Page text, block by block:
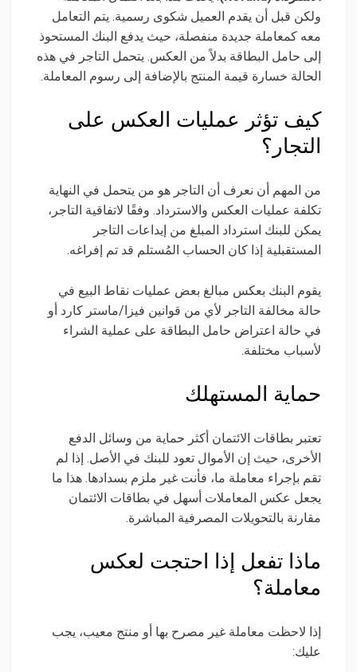
ولكن قبل أن يقدم العميل شكوى رسمية. يتم التعامل
معه كمعاملة جديدة منفصلة، حيث يدفع البنك المستحوذ
إلى حامل البطاقة بدلاً من العكس. يتحمل التاجر في هذه
الحالة خسارة قيمة المنتج بالإضافة إلى رسوم المعاملة.
كيف تؤثر عمليات العكس على
التجار؟
من المهم أن نعرف أن التاجر هو من يتحمل في النهاية
تكلفة عمليات العكس والاسترداد. وفقًا لاتفاقية التاجر،
يمكن للبنك استرداد المبلغ من إيداعات التاجر
المستقبلية إذا كان الحساب المُستلم قد تم إفراغه.
يقوم البنك بعكس مبالغ بعض عمليات نقاط البيع في
حالة مخالفة التاجر لأي من قوانين فيزا/ماستر كارد أو
في حالة اعتراض حامل البطاقة على عملية الشراء
لأسباب مختلفة.
حماية المستهلك
تعتبر بطاقات الائتمان أكثر حماية من وسائل الدفع
الأخرى، حيث إن الأموال تعود للبنك في الأصل. إذا لم
تقم بإجراء معاملة ما، فأنت غير ملزم بسدادها. هذا ما
يجعل عكس المعاملات أسهل في بطاقات الائتمان
مقارنة بالتحويلات المصرفية المباشرة.
ماذا تفعل إذا احتجت لعكس
معاملة؟
إذا لاحظت معاملة غير مصرح بها أو منتج معيب، يجب
عليك: